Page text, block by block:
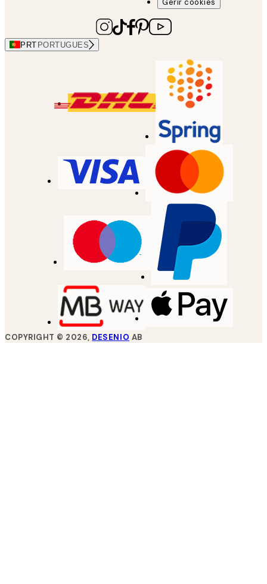
Gerir cookies
PRT PORTUGUES
COPYRIGHT © 2026, DESENIO AB